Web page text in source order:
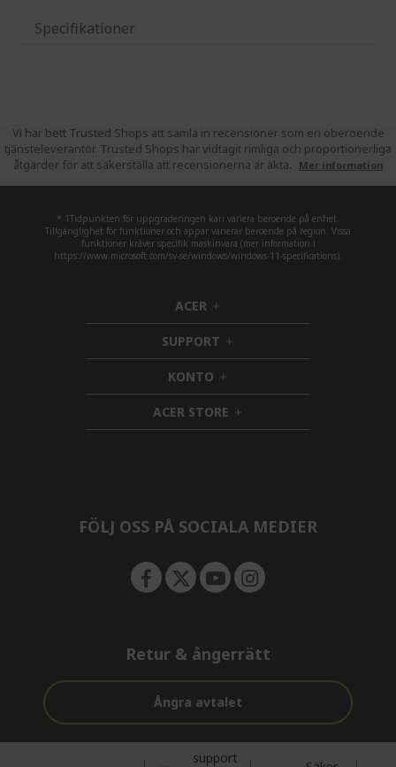
Specifikationer
Vi har bett Trusted Shops att samla in recensioner som en oberoende
tjänsteleverantör. Trusted Shops har vidtagit rimliga och proportionerliga
åtgärder för att säkerställa att recensionerna är äkta.
Mer information
* 1Tidpunkten för uppgraderingen kan variera beroende på enhet.
Tillgänglighet för funktioner och appar varierar beroende på region. Vissa
funktioner kräver specifik maskinvara (mer information i
https://www.microsoft.com/sv-se/windows/windows-11-specifications).
ACER h
i
d
d
e
n
SUPPORT h
i
d
d
e
n
KONTO h
i
d
d
ACER STORE h
i
FÖLJ OSS PÅ SOCIALA MEDIER
Retur & ångerrätt
Ångra avtalet
support